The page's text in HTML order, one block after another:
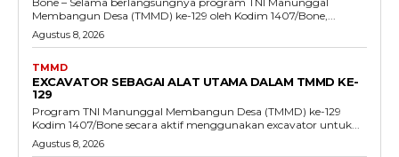
Membangun Desa (TMMD) ke-129 oleh Kodim 1407/Bone,...
Agustus 8, 2026
TMMD
EXCAVATOR SEBAGAI ALAT UTAMA DALAM TMMD KE-
129
Program TNI Manunggal Membangun Desa (TMMD) ke-129
Kodim 1407/Bone secara aktif menggunakan excavator untuk...
Agustus 8, 2026